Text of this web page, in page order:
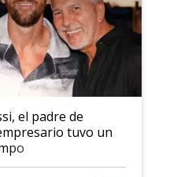
el padre de
tuvo un